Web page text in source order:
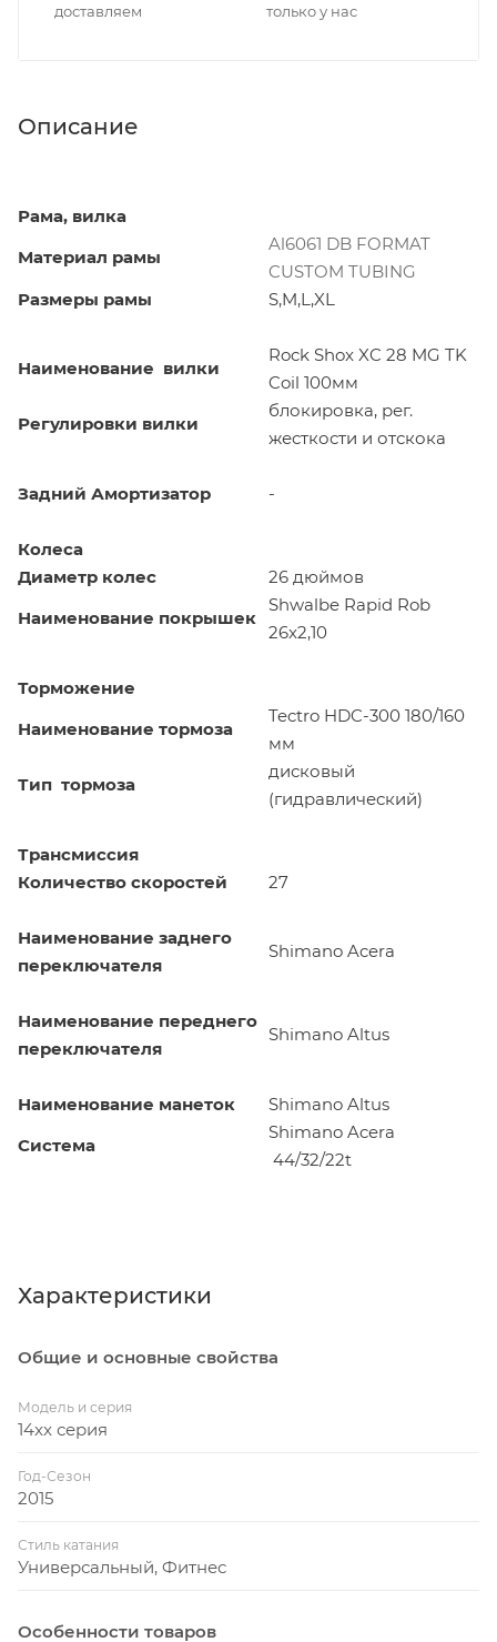
доставляем
только у нас
Описание
Рама, вилка
Материал рамы
Al6061 DB FORMAT
CUSTOM TUBING
Размеры рамы
S,M,L,XL
Наименование вилки
Rock Shox XC 28 MG TK
Coil 100мм
Регулировки вилки
блокировка, рег.
жесткости и отскока
Задний Амортизатор -
Колеса
Диаметр колес
26 дюймов
Наименование покрышек
Shwalbe Rapid Rob
26x2,10
Торможение
Наименование тормоза
Tectro HDC-300 180/160
мм
Тип тормоза
дисковый
(гидравлический)
Трансмиссия
Количество скоростей
27
Наименование заднего
переключателя
Shimano Acera
Наименование переднего
переключателя
Shimano Altus
Наименование манеток
Shimano Altus
Система
Shimano Acera
44/32/22t
Характеристики
Общие и основные свойства
Модель и серия
14xx серия
Год-Сезон
2015
Стиль катания
Универсальный, Фитнес
Особенности товаров